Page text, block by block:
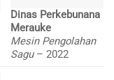
Dinas Perkebunana
Merauke
Mesin Pengolahan
Sagu – 2022